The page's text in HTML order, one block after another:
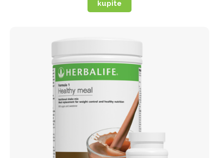
kupite